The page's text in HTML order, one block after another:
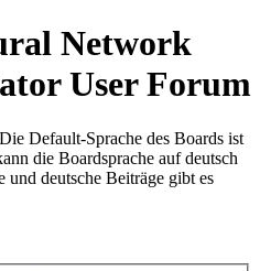
Network
User Forum
Default-Sprache des Boards ist
die Boardsprache auf deutsch
und deutsche Beiträge gibt es